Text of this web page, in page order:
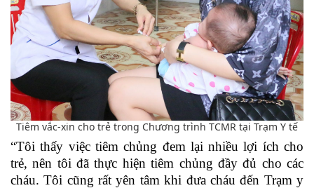
Tiêm vắc-xin cho trẻ trong Chương trình TCMR tại Trạm Y tế
“Tôi thấy việc tiêm chủng đem lại nhiều lợi ích cho
trẻ, nên tôi đã thực hiện tiêm chủng đầy đủ cho các
cháu. Tôi cũng rất yên tâm khi đưa cháu đến Trạm y